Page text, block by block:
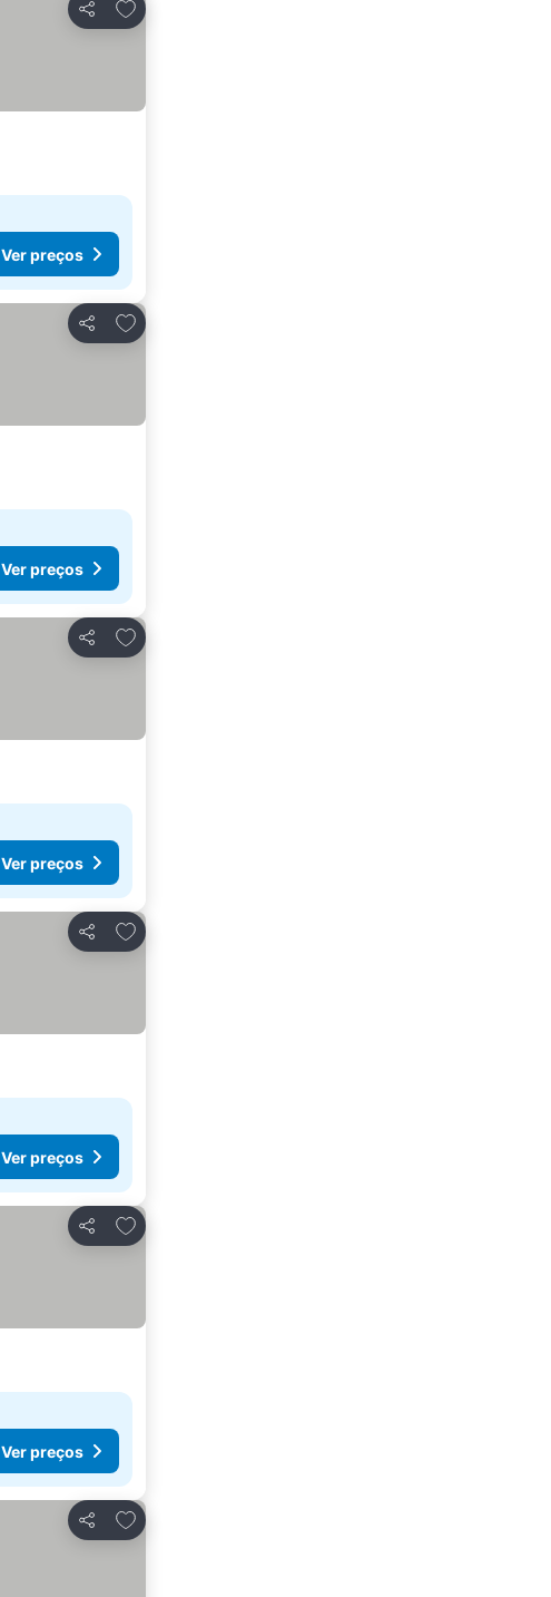
Partilhar
Adicionar aos favoritos
Ver preços
Partilhar
Adicionar aos favoritos
Ver preços
Partilhar
Adicionar aos favoritos
Ver preços
Partilhar
Adicionar aos favoritos
Ver preços
Partilhar
Adicionar aos favoritos
Ver preços
Partilhar
Adicionar aos favoritos